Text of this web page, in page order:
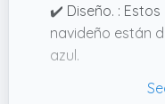
✔️ Diseño. :
navideño están
azul.
✔️ Utilice para